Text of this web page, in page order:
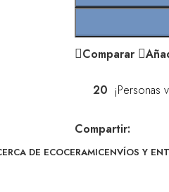
Comparar
20
Compartir:
DE ECOCERAMICENVÍOS Y